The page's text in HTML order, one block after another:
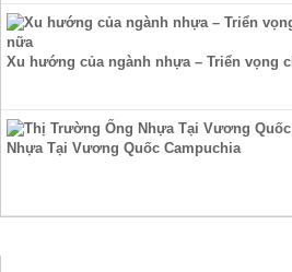
Xu hướng của ngành nhựa – Triển vọng
Nhựa Tại Vương Quốc Campuchia